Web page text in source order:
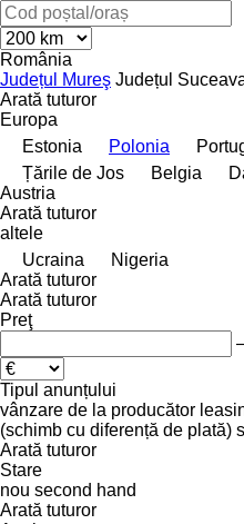
România
Județul Mureş Județul
Arată tuturor
Europa
Estonia
Polonia
Țările de Jos
Belgia
Austria
Arată tuturor
altele
Ucraina
Nigeria
Arată tuturor
Arată tuturor
Preţ
Tipul anunțului
vânzare de la producător
(schimb cu diferență de plată)
Arată tuturor
Stare
nou second hand
Arată tuturor